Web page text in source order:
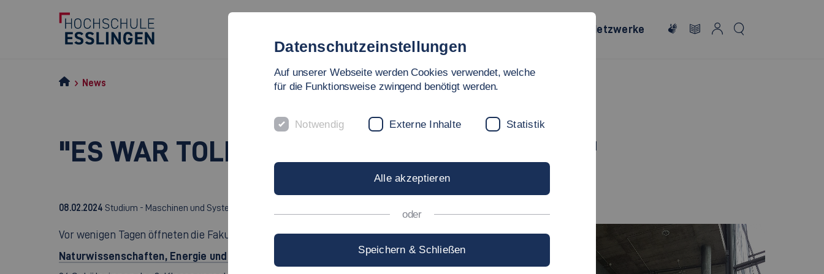
Netzwerke
News
"ES WAR TOLL UND HAT SPASS GEMACHT!"
08.02.2024 Studium - Maschinen und Systeme
Vor wenigen Tagen öffneten die Fakultäten Maschinen und SystemeundAngewandte
Naturwissenschaften, Energie und Gebäudetechnik
an der Hochschule Esslingen ihre Türe für
Datenschutzeinstellungen
Auf unserer Webseite werden Cookies verwendet, welche
für die Funktionsweise zwingend benötigt werden.
Notwendig Externe Inhalte Statistik
Alle akzeptieren
oder
Speichern & Schließen